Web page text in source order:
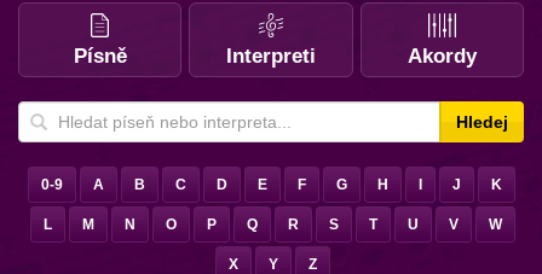
Písně Interpreti Akordy
Hledej
0-9 A B C D E F G H J K
L M N O P Q R S T U V W
X Y Z